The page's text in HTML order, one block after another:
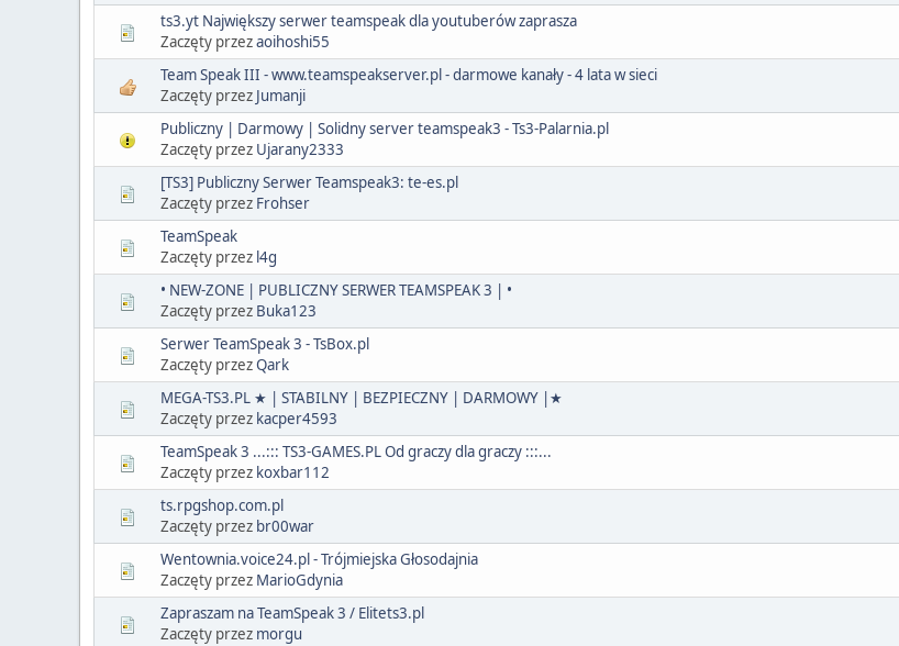
ts3.yt Największy serwer teamspeak dla youtuberów zaprasza
Zaczęty przezaoihoshi55
Team Speak III - www.teamspeakserver.pl - darmowe kanały - 4 lata w sieci
Zaczęty przez Jumanji
Publiczny | Darmowy | Solidny server teamspeak3 - Ts3-Palarnia.pl
Zaczęty przez Ujarany2333
[TS3] Publiczny Serwer Teamspeak3: te-es.pl
Zaczęty przez Frohser
TeamSpeak
Zaczęty przez l4g
• NEW-ZONE | PUBLICZNY SERWER TEAMSPEAK 3 | •
Zaczęty przez Buka123
Serwer TeamSpeak 3 - TsBox.pl
Zaczęty przezQark
MEGA-TS3.PL ★ | STABILNY | BEZPIECZNY | DARMOWY |★
Zaczęty przez kacper4593
TeamSpeak 3 ...::: TS3-GAMES.PL Od graczy dla graczy :::...
Zaczęty przez koxbar112
ts.rpgshop.com.pl
Zaczęty przez br00war
Wentownia.voice24.pl - Trójmiejska Głosodajnia
Zaczęty przez MarioGdynia
Zapraszam na TeamSpeak 3 / Elitets3.pl
Zaczęty przez morgu